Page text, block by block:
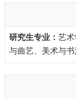
艺
与曲艺、美术与